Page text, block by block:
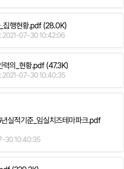
집행현황.pdf (28.0K)
2021-07-30 10:42:06
력의_현황.pdf (47.3K)
2021-07-30 10:40:35
실적기준_임실치즈테마파크.pdf
30 10:40:35